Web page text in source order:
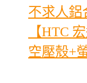
不求人鋁
【HTC
空壓殼+